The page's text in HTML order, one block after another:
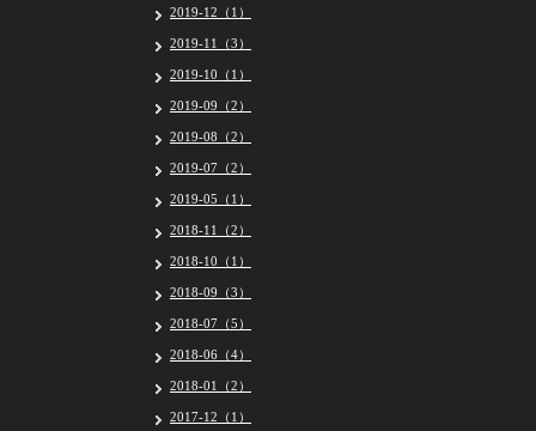
2019-12（1）
2019-11（3）
2019-10（1）
2019-09（2）
2019-08（2）
2019-07（2）
2019-05（1）
2018-11（2）
2018-10（1）
2018-09（3）
2018-07（5）
2018-06（4）
2018-01（2）
2017-12（1）